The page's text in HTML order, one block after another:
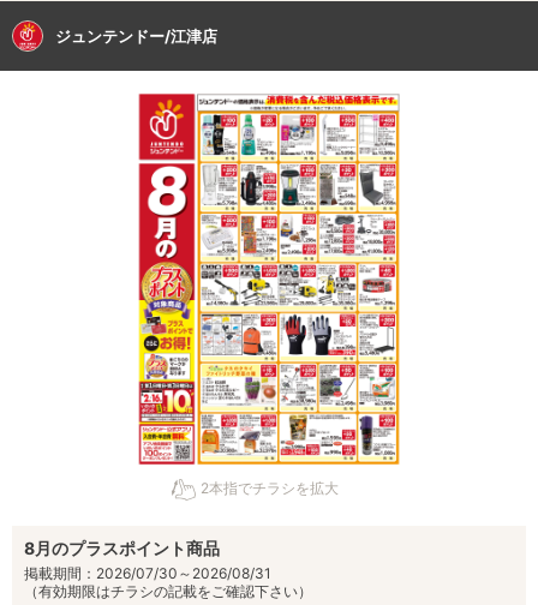
ジュンテンドー/江津店
2本指でチラシを拡大
8月のプラスポイント商品
掲載期間：2026/07/30～2026/08/31
（有効期限はチラシの記載をご確認下さい）